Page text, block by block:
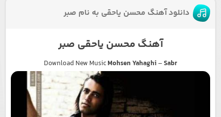
دانلود آهنگ محسن یاحقی به نام صبر
آهنگ محسن یاحقی صبر
Download New MusicMohsen Yahaghi–Sabr